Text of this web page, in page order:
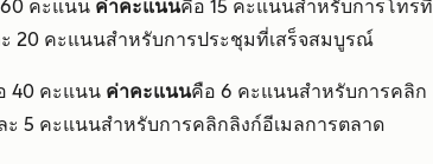
คะแนน ค่าคะแนนคือ 15 คะแนนสำหรับการโทรที่
20 คะแนนสำหรับการประชุมที่เสร็จสมบูรณ์
40 คะแนน ค่าคะแนนคือ 6 คะแนนสำหรับการคลิก
5 คะแนนสำหรับการคลิกลิงก์อีเมลการตลาด